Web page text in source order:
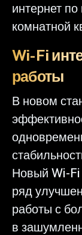
интернет
комнатной
Wi-Fi
работы
В новом
Новый Wi-Fi
ряд
работы с
в